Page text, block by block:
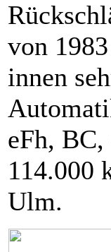
von
innen
eFh,
114.000
Ulm.